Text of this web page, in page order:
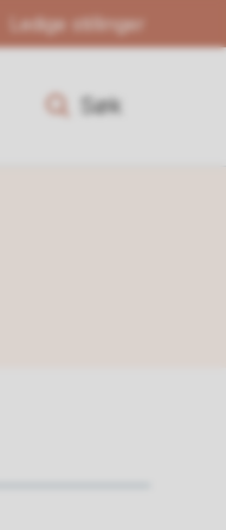
Ledige stillinger
Søk